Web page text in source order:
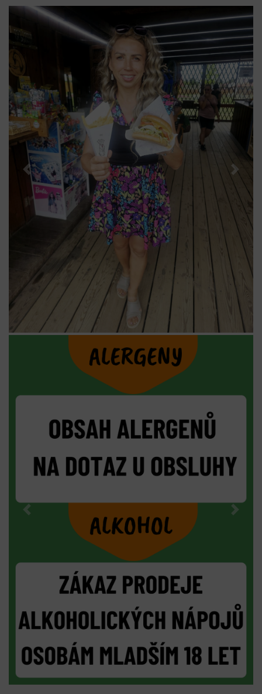
Previous Next
Previous Next